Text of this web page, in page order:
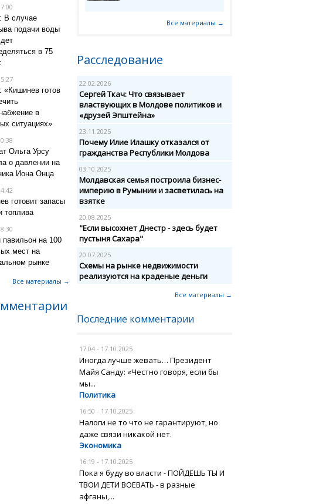
В случае
подачи воды
в 75
«Кишинев готов
в
ситуациях»
Ольга Урсу
о давлении на
Иона Онца
готовит запасы
топлива
павильон на 100
мест на
рынке
Все материалы →
Все материалы →
Расследование
22.02.2026
Сергей Ткач: Что связывает
властвующих в Молдове политиков и
«друзей Эпштейна»
23.11.2025
Почему Илие Илашку отказался от
гражданства Республики Молдова
03.10.2025
Молдавская семья построила бизнес-
империю в Румынии и засветилась на
взятке
20.08.2025
"Если высохнет Днестр - здесь будет
пустыня Сахара"
20.07.2025
Схемы на рынке недвижимости
реализуются на краденые деньги
Все материалы →
Последние комментарии
17:04 - 17.10.2025
Иногда лучше жевать… Президент
Майя Санду: «Честно говоря, если бы
мы...
Политика
16:50 - 17.10.2025
Налоги не то что не гарантируют, но
даже связи никакой нет.
Экономика
16:19 - 17.10.2025
Пока я буду во власти - ПОЙДЁШЬ ТЫ И
ТВОИ ДЕТИ ВОЕВАТЬ - в разные
афганы,...